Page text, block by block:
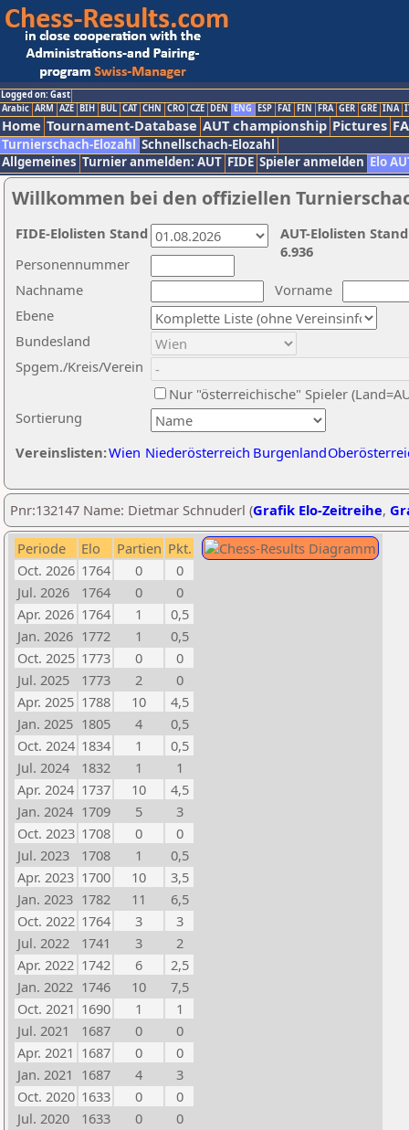
Logged on: Gast
Arabic ARM AZE BIH BUL CAT CHN CRO CZE DEN ENG ESP FAI FIN FRA GER GRE INA
Home Tournament-Database AUT championship Pictures
Turnierschach-Elozahl Schnellschach-Elozahl
Allgemeines Turnier anmelden: AUT FIDE Spieler anmelden Elo
Willkommen bei den offiziellen
Nachname
Vorname
Ebene
Sortierung
Personennummer
Bundesland
Spgem./Kreis/Verein
Nur "österreichische" Spieler
Vereinslisten:Wien Niederösterreich Burgenland
AUT-Elolisten
6.936
FIDE-Elolisten Stand
Pnr:132147 Name: Dietmar Schnuderl (Grafik Elo-Zeitreihe,
Periode Elo Partien Pkt.
Oct. 2026 1764 0
0
Jul. 2026
1764 0
0
Apr. 2026 1764 1
0,5
Jan. 2026 1772 1
0,5
Oct. 2025 1773 0
0
Jul. 2025
1773 2
0
Apr. 2025 1788 10
4,5
Jan. 2025 1805 4
0,5
Oct. 2024 1834 1
0,5
Jul. 2024
1832 1
1
Apr. 2024 1737 10
4,5
Jan. 2024 1709 5
3
Oct. 2023 1708 0
0
Jul. 2023
1708 1
0,5
Apr. 2023 1700 10
3,5
Jan. 2023 1782 11
6,5
Oct. 2022 1764 3
3
Jul. 2022
1741 3
2
Apr. 2022 1742 6
2,5
Jan. 2022 1746 10
7,5
Oct. 2021 1690 1
1
Jul. 2021
1687 0
0
Apr. 2021 1687 0
0
Jan. 2021 1687 4
3
Oct. 2020 1633 0
0
Jul. 2020
1633 0
0